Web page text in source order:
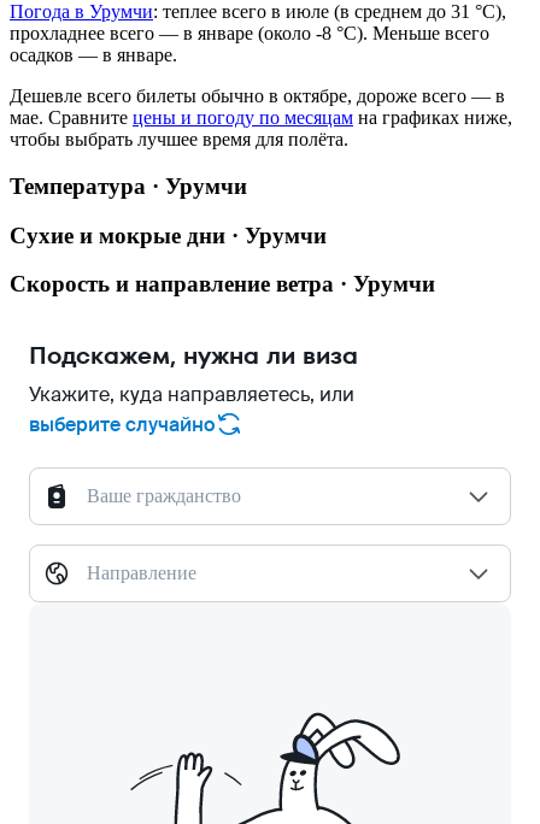
Погода в Урумчи: теплее всего в июле (в среднем до 31 °C),
прохладнее всего — в январе (около -8 °C). Меньше всего
осадков — в январе.
Дешевле всего билеты обычно в октябре, дороже всего — в
мае. Сравните цены и погоду по месяцам на графиках ниже,
чтобы выбрать лучшее время для полёта.
Температура · Урумчи
Сухие и мокрые дни · Урумчи
Скорость и направление ветра · Урумчи
Подскажем, нужна ли виза
Укажите, куда направляетесь, или
выберите случайно
Ваше гражданство
Направление